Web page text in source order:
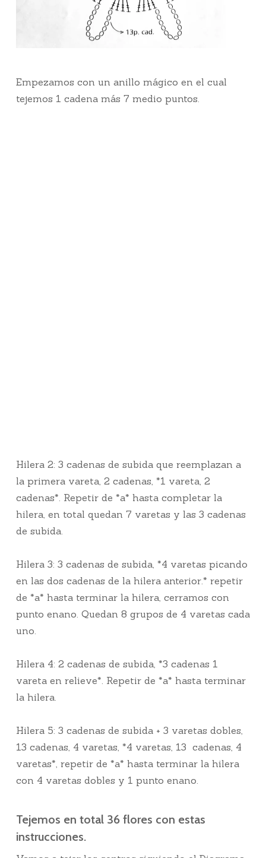
Empezamos con un anillo mágico en el cual
tejemos 1 cadena más 7 medio puntos.
Hilera 2: 3 cadenas de subida que reemplazan a
la primera vareta, 2 cadenas, *1 vareta, 2
cadenas*. Repetir de *a* hasta completar la
hilera, en total quedan 7 varetas y las 3 cadenas
de subida.
Hilera 3: 3 cadenas de subida, *4 varetas picando
en las dos cadenas de la hilera anterior.* repetir
de *a* hasta terminar la hilera, cerramos con
punto enano. Quedan 8 grupos de 4 varetas cada
uno.
Hilera 4: 2 cadenas de subida, *3 cadenas 1
vareta en relieve*. Repetir de *a* hasta terminar
la hilera.
Hilera 5: 3 cadenas de subida + 3 varetas dobles,
13 cadenas, 4 varetas, *4 varetas, 13 cadenas, 4
varetas*, repetir de *a* hasta terminar la hilera
con 4 varetas dobles y 1 punto enano.
Tejemos en total 36 flores con estas
instrucciones.